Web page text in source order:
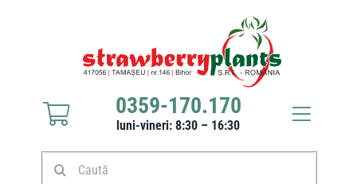
Caută
0359-170.170
luni-vineri: 8:30 – 16:30
Toggle
Răsaduri căpșuni